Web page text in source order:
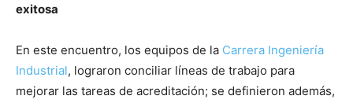
exitosa
En este encuentro, los equipos de la Carrera Ingeniería
Industrial, lograron conciliar líneas de trabajo para
mejorar las tareas de acreditación; se definieron además,